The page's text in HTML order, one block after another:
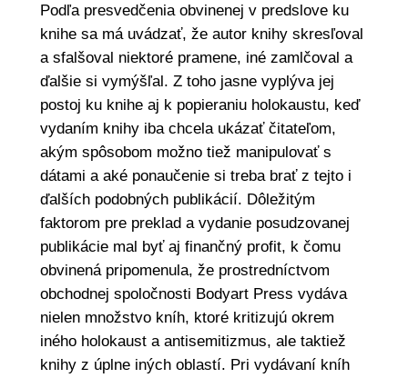
Podľa presvedčenia obvinenej v predslove ku
knihe sa má uvádzať, že autor knihy skresľoval
a sfalšoval niektoré pramene, iné zamlčoval a
ďalšie si vymýšľal. Z toho jasne vyplýva jej
postoj ku knihe aj k popieraniu holokaustu, keď
vydaním knihy iba chcela ukázať čitateľom,
akým spôsobom možno tiež manipulovať s
dátami a aké ponaučenie si treba brať z tejto i
ďalších podobných publikácií. Dôležitým
faktorom pre preklad a vydanie posudzovanej
publikácie mal byť aj finančný profit, k čomu
obvinená pripomenula, že prostredníctvom
obchodnej spoločnosti Bodyart Press vydáva
nielen množstvo kníh, ktoré kritizujú okrem
iného holokaust a antisemitizmus, ale taktiež
knihy z úplne iných oblastí. Pri vydávaní kníh